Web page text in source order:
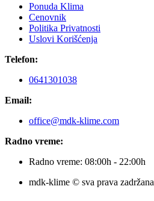
Ponuda Klima
Cenovnik
Politika Privatnosti
Uslovi Korišćenja
Telefon:
0641301038
Email:
office@mdk-klime.com
Radno vreme:
Radno vreme: 08:00h - 22:00h
mdk-klime © sva prava zadržana